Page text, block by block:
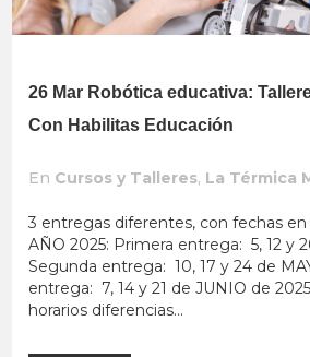
26 Mar Robótica educativa:
Con Habilitas Educación
En Cursos y Talleres, La Térmica
3 entregas diferentes, con fechas
AÑO 2025: Primera entrega: 5, 12 y
Segunda entrega: 10, 17 y 24 de
entrega: 7, 14 y 21 de JUNIO de
horarios diferencias...